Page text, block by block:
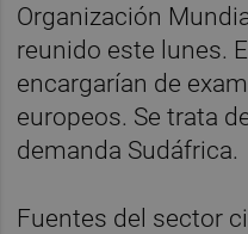
Organización
reunido este lunes.
encargarían de
europeos. Se trata
demanda Sudáfrica.
Fuentes del sector